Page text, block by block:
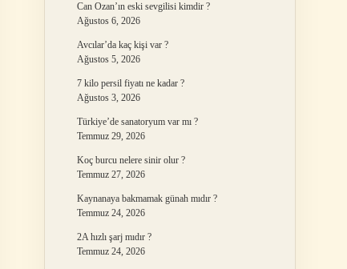
Can Ozan’ın eski sevgilisi kimdir ?
Ağustos 6, 2026
Avcılar’da kaç kişi var ?
Ağustos 5, 2026
7 kilo persil fiyatı ne kadar ?
Ağustos 3, 2026
Türkiye’de sanatoryum var mı ?
Temmuz 29, 2026
Koç burcu nelere sinir olur ?
Temmuz 27, 2026
Kaynanaya bakmamak günah mıdır ?
Temmuz 24, 2026
2A hızlı şarj mıdır ?
Temmuz 24, 2026